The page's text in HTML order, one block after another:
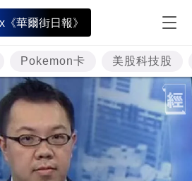
《華爾街日報》
Pokemon卡 美股科技股